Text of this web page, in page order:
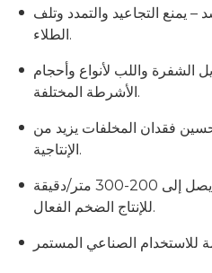
– يمنع التجاعيد والتمدد وتلف
الطلاء.
الشفرة واللب لأنواع وأحجام
الأشرطة المختلفة.
فقدان المخلفات يزيد من
الإنتاجية.
التشغيل عالي السرعة - يصل إلى 200-300 متر/دقيقة
للإنتاج الضخم الفعال.